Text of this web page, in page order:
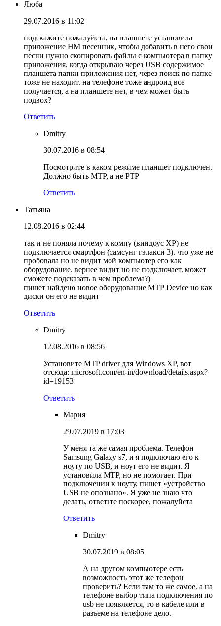
Люба
29.07.2016 в 11:02
подскажите пожалуйста, на планшете установила
приложение HM песенник, чтобы добавить в него свои
песни нужно скопировать файлы с компьютера в папку
приложения, когда открываю через USB содержимое
планшета папки приложения нет, через поиск по папке
тоже не находит. на телефоне тоже андроид все
получается, а на планшете нет, в чем может быть
подвох?
Ответить
Dmitry
30.07.2016 в 08:54
Посмотрите в каком режиме планшет подключен.
Должно быть MTP, а не PTP
Ответить
Татьяна
12.08.2016 в 02:44
так и не поняла почему к компу (виндоус ХР) не
подключается смартфон (самсунг гэлакси 3). что уже не
пробовала но не видит мой компьютер его как
оборудование. вернее видит но не подключает. может
сможете подсказать в чем проблема?)
пишет найдено новое оборудование МТР Device но как
диски он его не видит
Ответить
Dmitry
12.08.2016 в 08:56
Установите MTP driver для Windows XP, вот
отсюда: microsoft.com/en-in/download/details.aspx?
id=19153
Ответить
Мария
29.07.2019 в 17:03
У меня та же самая проблема. Телефон
Samsung Galaxy s7, и я подключаю его к
ноуту по USB, и ноут его не видит. Я
установила МTP, но не помогает. При
подключении к ноуту, пишет «устройство
USB не опознано». Я уже не знаю что
делать, ответьте поскорее, пожалуйста
Ответить
Dmitry
30.07.2019 в 08:05
А на другом компьютере есть
возможность этот же телефон
проверить? Если там то же самое, а на
телефоне выбор типа подключения по
usb не появляется, то в кабеле или в
разъеме на телефоне дело.